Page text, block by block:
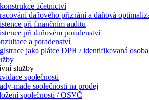
účetnictví
daňového přiznání a daňová
při finančním auditu
při daňovém poradenství
a poradenství
jako plátce DPH / identifikovaná osoba
služby
společnosti
made společnosti na prodej
společnosti / OSVČ